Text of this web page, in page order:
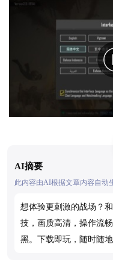
AI摘要
此内容由AI根据文章内容自动
想体验更刺激的战场？
技，画质高清，操作流
黑。下载即玩，随时随